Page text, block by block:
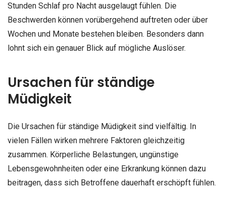
Stunden Schlaf pro Nacht ausgelaugt fühlen. Die
Beschwerden können vorübergehend auftreten oder über
Wochen und Monate bestehen bleiben. Besonders dann
lohnt sich ein genauer Blick auf mögliche Auslöser.
Ursachen für ständige
Müdigkeit
Die Ursachen für ständige Müdigkeit sind vielfältig. In
vielen Fällen wirken mehrere Faktoren gleichzeitig
zusammen. Körperliche Belastungen, ungünstige
Lebensgewohnheiten oder eine Erkrankung können dazu
beitragen, dass sich Betroffene dauerhaft erschöpft fühlen.